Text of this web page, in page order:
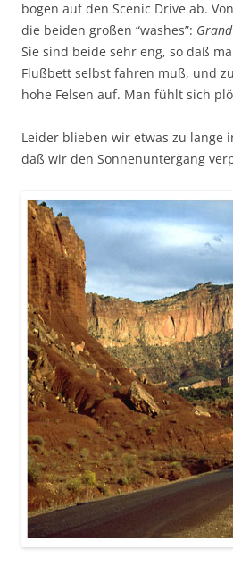
bogen auf den Scenic Drive ab.
die beiden großen “washes”:
Sie sind beide sehr eng, so daß
Flußbett selbst fahren muß, und
hohe Felsen auf. Man fühlt sich
Leider blieben wir etwas zu lange
daß wir den Sonnenuntergang